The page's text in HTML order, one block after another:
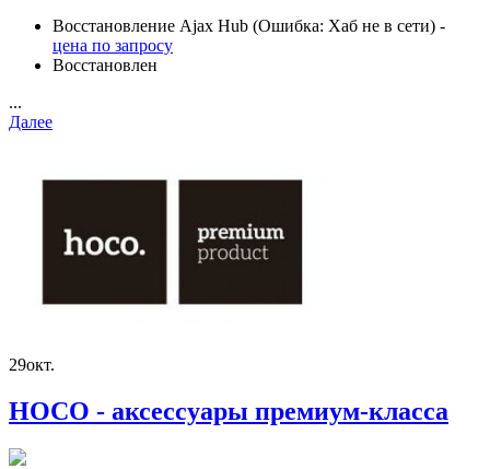
Восстановление Ajax Hub (Ошибка: Хаб не в сети) -
цена по запросу
Восстановлен
...
Далее
29окт.
HOCO - аксессуары премиум-класса